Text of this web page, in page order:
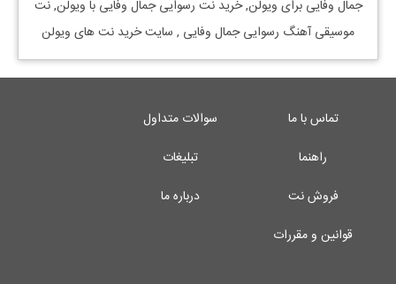
جمال وفایی برای ویولن, خرید نت رسوایی جمال وفایی با ویولن, نت
موسیقی آهنگ رسوایی جمال وفایی , سایت خرید نت های ویولن
تماس با ما
سوالات متداول
راهنما
تبلیغات
فروش نت
درباره ما
قوانین و مقررات